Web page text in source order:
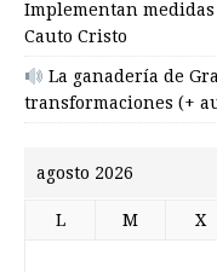
Implementan
Cauto Cristo
La ganadería de
transformaciones (+
agosto 2026
L M X